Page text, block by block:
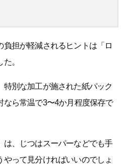
担が軽減されるヒントは「ロ
。
特別な加工が施された紙パック
なら常温で3〜4か月程度保存で
は、じつはスーパーなどでも手
って見分ければいいのでしょ